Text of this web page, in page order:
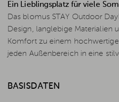
Ein Lieblingsplatz für viele
Das blomus STAY Outdoor
Design, langlebige Materialien
Komfort zu einem
jeden Außenbereich in eine
BASISDATEN